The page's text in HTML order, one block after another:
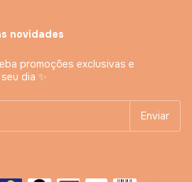
novidades
promoções exclusivas e
dia ✨